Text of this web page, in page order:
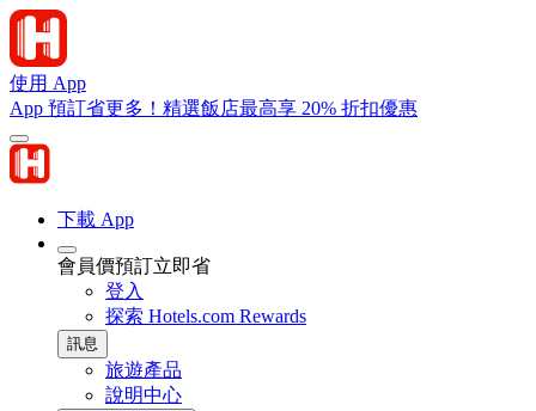
使用 App
App 預訂省更多！精選飯店最高享 20% 折扣優惠
下載 App
會員價預訂立即省
登入
探索 Hotels.com Rewards
訊息
旅遊產品
說明中心